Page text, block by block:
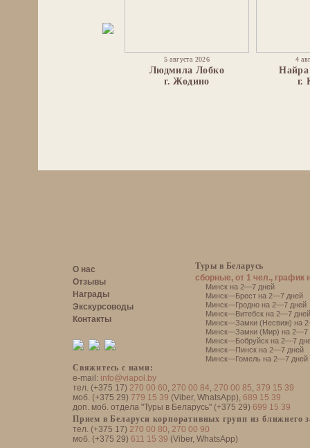
5 августа 2026
Людмила Лобко
г. Жодино
4
г.
О нас
Отзывы
Награды
Экскурсоводы
Контакты
Свяжитесь с нами:
e-mail: info@viapol.by
тел. (+375 17) 270 00 60, 270 00 84, 270 00 85, 379 15 39
моб. (+375 29) 779 15 39 (Viber, WhatsApp), 689 15 39
доп. моб. отдела "Туры в Беларусь" (+375 29) 699 15 39
Прием в Беларуси корпоративных групп из ближнего
тел. (+375 17) 270 00 80, 270 00 90
моб. (+375 29) 611 15 39 (Viber, WhatsApp)
Туры в Беларусь
сборные, от 1 чел., график
Минск на 2—7 дней
Минск—Брест на 2—7 дней
Минск—Гродно на 2—7 дней
Минск—Витебск на 2—7 дней
Минск—Замки (Несвиж) на
Минск—Замки (Мир) на 2—7
Минск—Бобруйск на 2—7
Минск—Пинск на 2—7 дней
Минск—Гомель на 2—7 дней